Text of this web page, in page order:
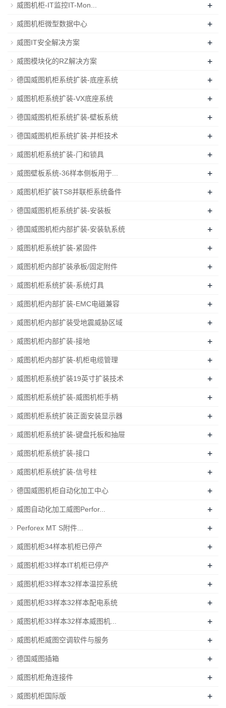
威图机柜-IT监控IT-Mon... +
威图机柜微型数据中心 +
威图IT安全解决方案 +
威图模块化的RZ解决方案 +
德国威图机柜系统扩装-底座系统 +
威图机柜系统扩装-VX底座系统 +
德国威图机柜系统扩装-壁板系统 +
德国威图机柜系统扩装-并柜技术 +
威图机柜系统扩装-门和锁具 +
威图壁板系统-36样本侧板用于... +
威图机柜扩装TS8并联柜系统备件 +
德国威图机柜系统扩装-安装板 +
德国威图机柜内部扩装-安装轨系统 +
威图机柜系统扩装-紧固件 +
威图机柜内部扩装承板/固定附件 +
威图机柜系统扩装-系统灯具 +
威图机柜内部扩装-EMC电磁兼容 +
威图机柜内部扩装受地震威胁区域 +
威图机柜内部扩装-接地 +
威图机柜内部扩装-机柜电缆管理 +
威图机柜系统扩装19英寸扩装技术 +
威图机柜系统扩装-威图机柜手柄 +
威图机柜系统扩装正面安装显示器 +
威图机柜系统扩装-键盘托板和抽屉 +
威图机柜系统扩装-接口 +
威图机柜系统扩装-信号柱 +
德国威图机柜自动化加工中心 +
威图自动化加工威图Perfor... +
Perforex MT S附件... +
威图机柜34样本机柜已停产 +
威图机柜33样本IT机柜已停产 +
威图机柜33样本32样本温控系统 +
威图机柜33样本32样本配电系统 +
威图机柜33样本32样本威图机... +
威图机柜威图空调软件与服务 +
德国威图插箱 +
威图机柜角连接件 +
威图机柜国际版 +